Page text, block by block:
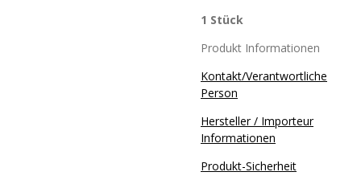
1 Stück
Produkt Informationen
Kontakt/Verantwortliche
Person
Hersteller / Importeur
Informationen
Produkt-Sicherheit